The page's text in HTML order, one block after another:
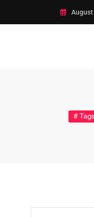
Zertifikate kaufen August
Führerschein kaufen# Tags
online
Zertifikaten